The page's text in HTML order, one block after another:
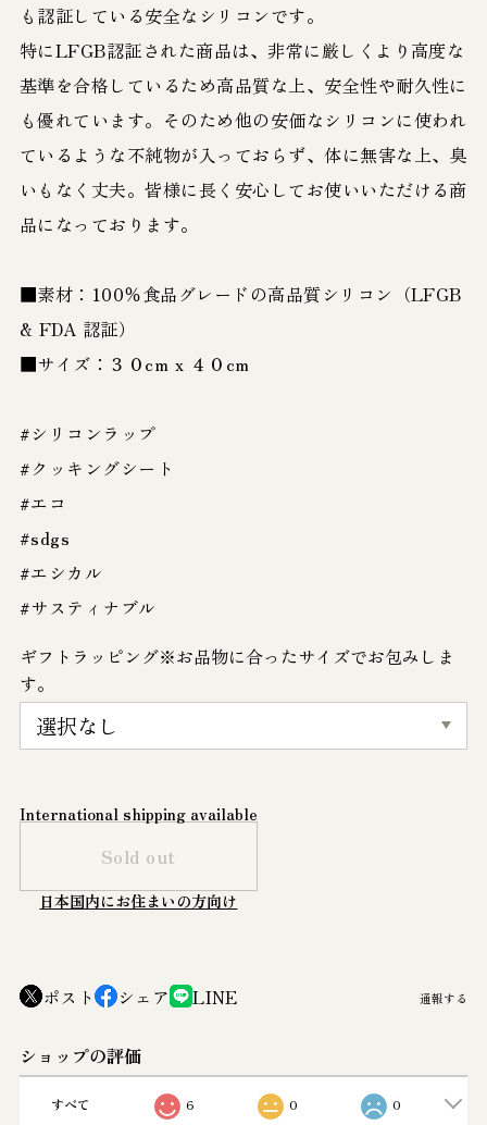
も認証している安全なシリコンです。
特にLFGB認証された商品は、非常に厳しくより高度な
基準を合格しているため高品質な上、安全性や耐久性に
も優れています。そのため他の安価なシリコンに使われ
ているような不純物が入っておらず、体に無害な上、臭
いもなく丈夫。皆様に長く安心してお使いいただける商
品になっております。
■素材：100％食品グレードの高品質シリコン（LFGB
& FDA 認証）
■サイズ：３０cm x ４０cm
#シリコンラップ
#クッキングシート
#エコ
#sdgs
#エシカル
#サスティナブル
ギフトラッピング※お品物に合ったサイズでお包みしま
す。
International shipping available
Sold out
日本国内にお住まいの方向け
ポスト シェア LINE 通報する
ショップの評価
すべて 6 0 0